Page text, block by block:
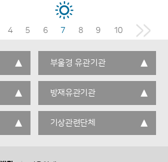
4 5 6 7 8 9 10
부울경 유관기관
방재유관기관
기상관련단체